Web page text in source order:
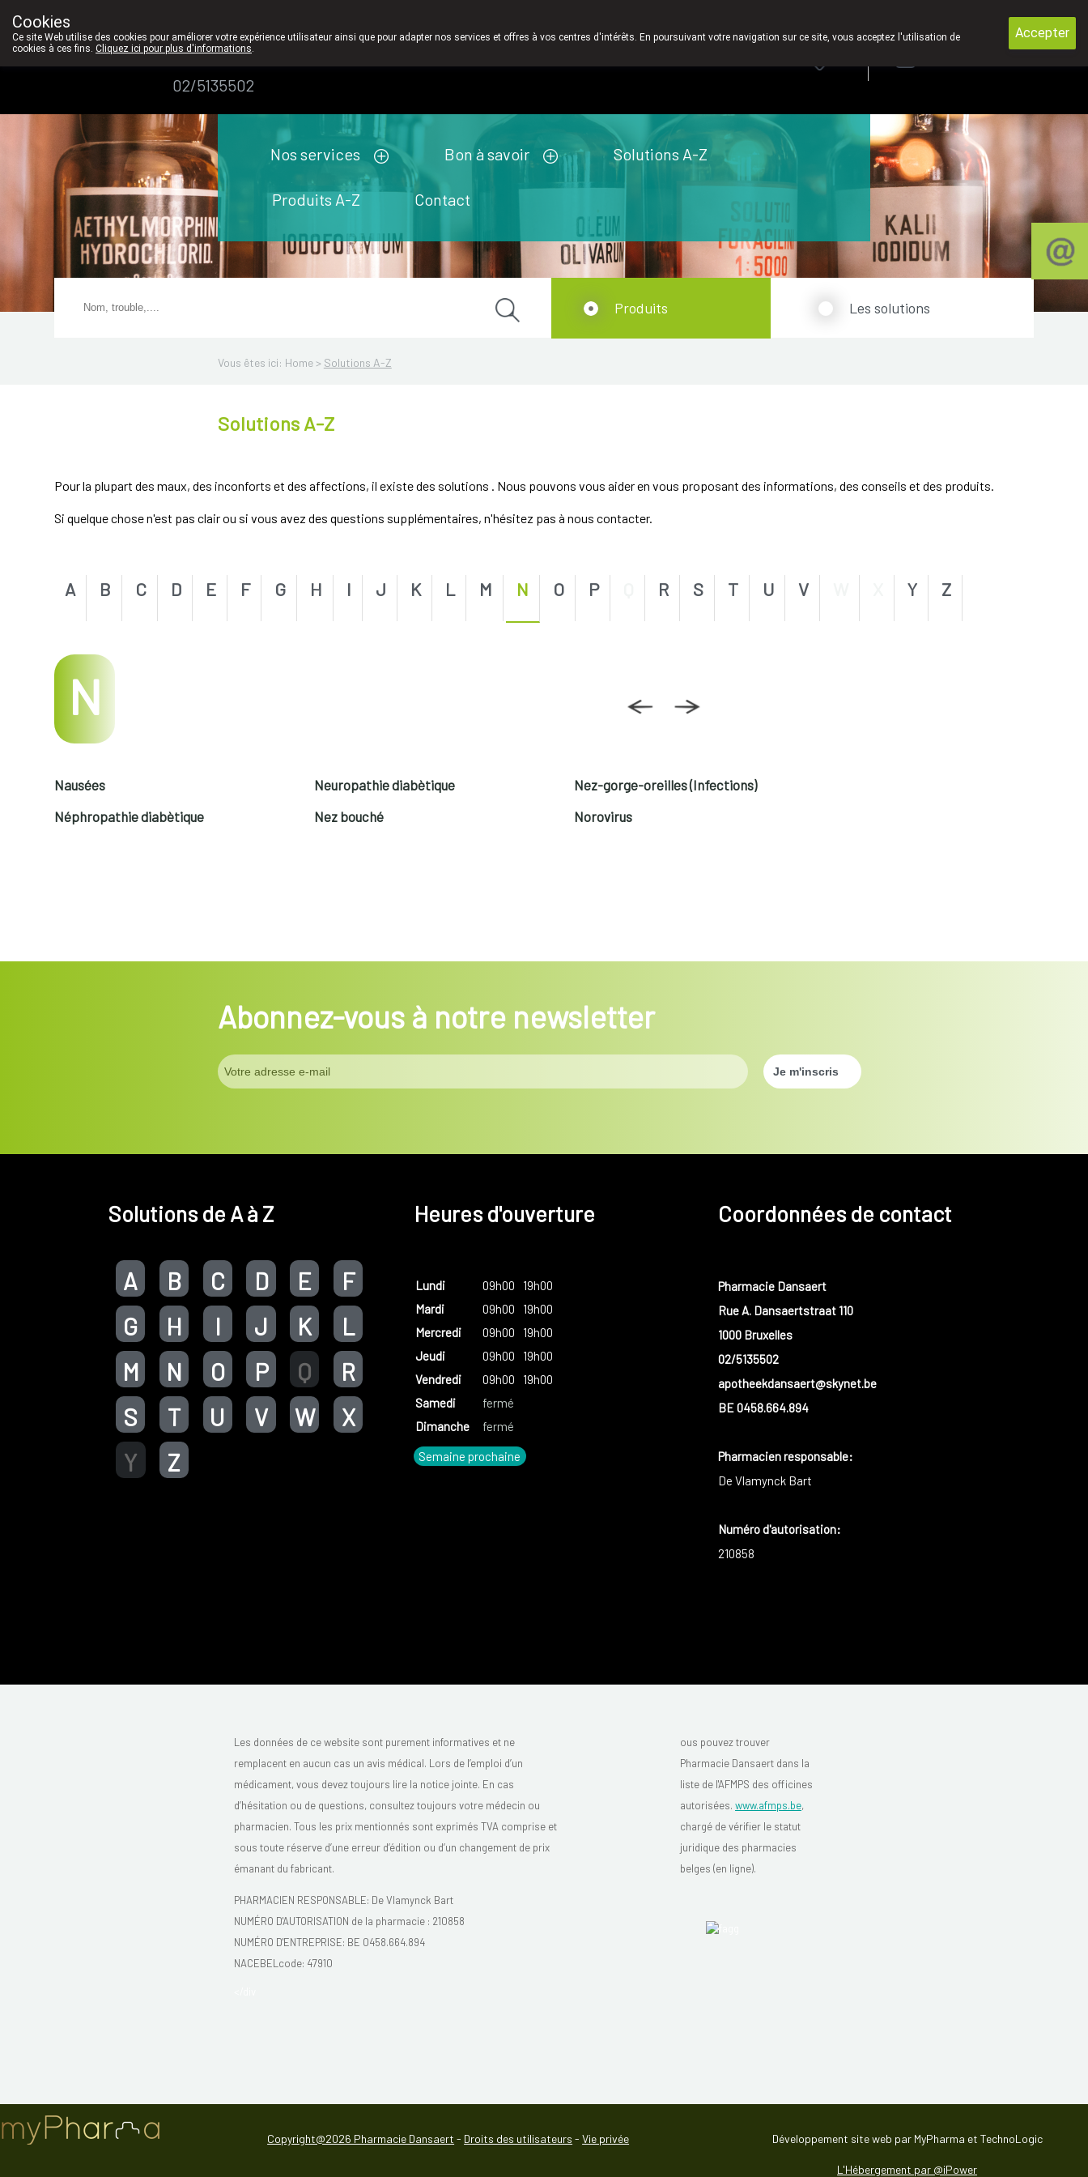
Pharmacie
Dansaert
02/5135502
Nos services Bon à savoir Solutions A-Z
Produits A-Z Contact
Vous êtes ici: Home > Solutions A-Z
Solutions A-Z
Produits Les solutions
Pour la plupart des maux, des inconforts et des affections, il existe des solutions . Nous pouvons vous aider en vous proposant des informations, des conseils et des produits.
Si quelque chose n'est pas clair ou si vous avez des questions supplémentaires, n'hésitez pas à nous contacter.
A B C D E F G H I J K L M N O P R S T U V Y Z
N
Nausées
Néphropathie diabètique
Neuropathie diabètique
Nez bouché
Nez-gorge-oreilles (Infections)
Norovirus
Abonnez-vous à notre newsletter
Solutions de A à Z
A B C D E
F
G
H I J K
L
M
N O P Q
R
S
T U V W
X
Y
Z
Heures d'ouverture
Lundi 09h00
19h00
Mardi
09h00
19h00
Mercredi
09h00
19h00
Jeudi
09h00
19h00
Vendredi
09h00
19h00
Samedi
fermé
Dimanche
fermé
Semaine prochaine
Coordonnées de contact
Pharmacie Dansaert
Rue A. Dansaertstraat 110
1000 Bruxelles
02/5135502
apotheekdansaert@skynet.be
BE 0458.664.894
Pharmacien responsable:
De Vlamynck Bart
Numéro d'autorisation:
210858
Les données de ce website sont purement informatives et ne
remplacent en aucun cas un avis médical. Lors de l’emploi d’un
médicament, vous devez toujours lire la notice jointe. En cas
d’hésitation ou de questions, consultez toujours votre médecin ou
pharmacien. Tous les prix mentionnés sont exprimés TVA comprise et
sous toute réserve d’une erreur d’édition ou d’un changement de prix
émanant du fabricant.
PHARMACIEN RESPONSABLE: De Vlamynck Bart
NUMÉRO D'AUTORISATION de la pharmacie : 210858
NUMÉRO D'ENTREPRISE: BE 0458.664.894
NACEBELcode: 47910
ous pouvez trouver
Pharmacie Dansaert dans la
liste de l'AFMPS des officines
autorisées.www.afmps.be,
chargé de vérifier le statut
juridique des pharmacies
belges (en ligne).
Copyright@2026 Pharmacie Dansaert - Droits des utilisateurs -Vie privée Développement site web par MyPharma et TechnoLogic
L'Hébergement par @iPower
Cookies
Ce site Web utilise des cookies pour améliorer votre expérience utilisateur ainsi que pour adapter nos services et offres à vos centres d'intérêts. En poursuivant votre navigation sur ce site, vous acceptez l'utilisation de
cookies à ces fins. Cliquez ici pour plus d'informations.
Accepter